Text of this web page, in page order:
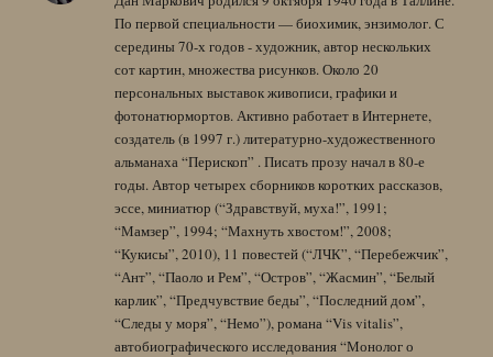
По первой специальности — биохимик, энзимолог. С
середины 70-х годов - художник, автор нескольких
сот картин, множества рисунков. Около 20
персональных выставок живописи, графики и
фотонатюрмортов. Активно работает в Интернете,
создатель (в 1997 г.) литературно-художественного
альманаха “Перископ” . Писать прозу начал в 80-е
годы. Автор четырех сборников коротких рассказов,
эссе, миниатюр (“Здравствуй, муха!”, 1991;
“Мамзер”, 1994; “Махнуть хвостом!”, 2008;
“Кукисы”, 2010), 11 повестей (“ЛЧК”, “Перебежчик”,
“Ант”, “Паоло и Рем”, “Остров”, “Жасмин”, “Белый
карлик”, “Предчувствие беды”, “Последний дом”,
“Следы у моря”, “Немо”), романа “Vis vitalis”,
автобиографического исследования “Монолог о